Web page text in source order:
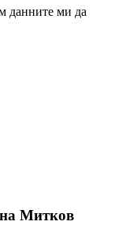
данните ми да
на Митков